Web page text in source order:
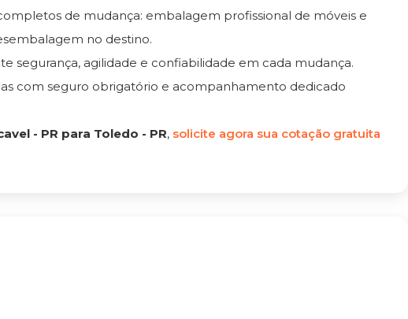
de mudança: embalagem profissional de móveis e
no destino.
segurança, agilidade e confiabilidade em cada mudança.
com seguro obrigatório e acompanhamento dedicado
- PR para Toledo - PR, solicite agora sua cotação gratuita